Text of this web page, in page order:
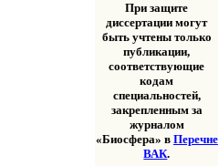
При защите
диссертации могут
быть учтены только
публикации,
соответствующие
кодам
специальностей,
закрепленным за
журналом
«Биосфера» в Перечне
ВАК.